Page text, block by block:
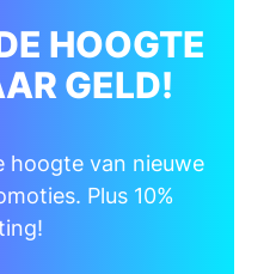
HOOGTE
GELD!
hoogte van nieuwe
Plus 10%